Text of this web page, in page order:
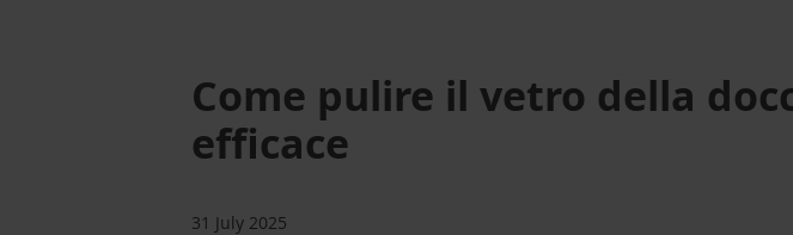
Come pulire il vetro della
efficace
31 July 2025